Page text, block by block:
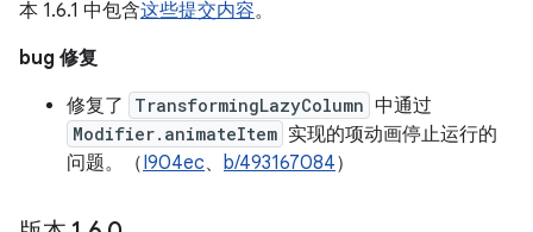
本 1.6.1 中包含这些提交内容。
bug 修复
修复了
TransformingLazyColumn 中通过
Modifier.animateItem 实现的项动画停止运行的
问题。（I904ec、 b/493167084）